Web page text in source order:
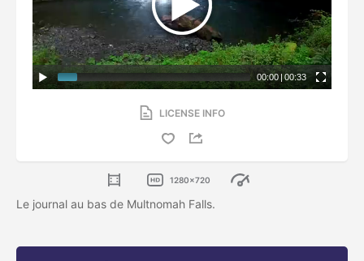
00:00 | 00:33
LICENSE INFO
1280x720
Le journal au bas de Multnomah Falls.